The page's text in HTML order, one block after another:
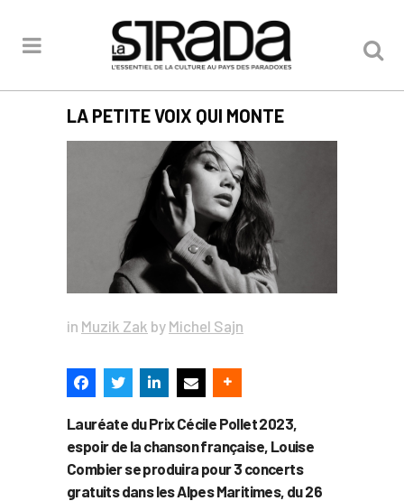
LA PETITE VOIX QUI MONTE
in Muzik Zak by Michel Sajn
Lauréate du Prix Cécile Pollet 2023,
espoir de la chanson française, Louise
Combier se produira pour 3 concerts
gratuits dans les Alpes Maritimes, du 26